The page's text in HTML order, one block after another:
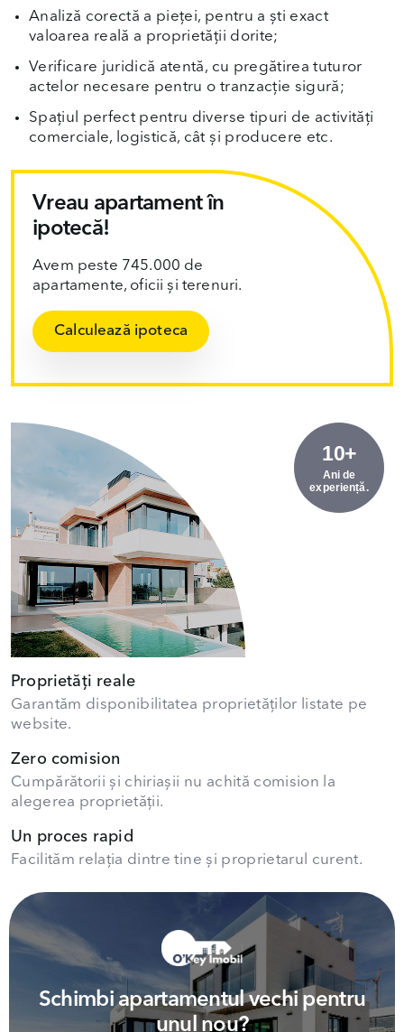
Analiză corectă a pieței, pentru a ști exact
valoarea reală a proprietății dorite;
Verificare juridică atentă, cu pregătirea tuturor
actelor necesare pentru o tranzacție sigură;
Spațiul perfect pentru diverse tipuri de activități
comerciale, logistică, cât și producere etc.
Vreau apartament în
ipotecă!
Avem peste 745.000 de
apartamente, oficii și terenuri.
Calculează ipoteca
10+
Ani de
experiență.
Proprietăți reale
Garantăm disponibilitatea proprietăților listate pe
website.
Zero comision
Cumpărătorii și chiriașii nu achită comision la
alegerea proprietății.
Un proces rapid
Facilităm relația dintre tine și proprietarul curent.
Schimbi apartamentul vechi pentru
unul nou?